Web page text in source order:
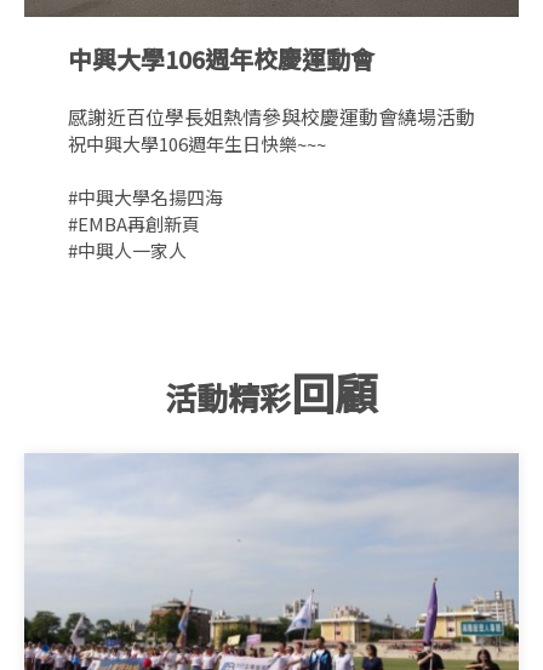
中興大學106週年校慶運動會
感謝近百位學長姐熱情參與校慶運動會繞場活動
祝中興大學106週年生日快樂~~~
#中興大學名揚四海
#EMBA再創新頁
#中興人一家人
活動精彩回顧